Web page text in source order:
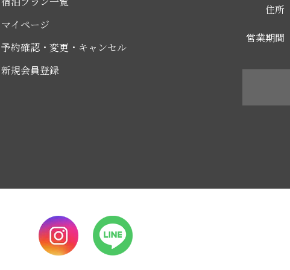
住所
営業期間
マイページ
予約確認・変更・キャンセル
新規会員登録